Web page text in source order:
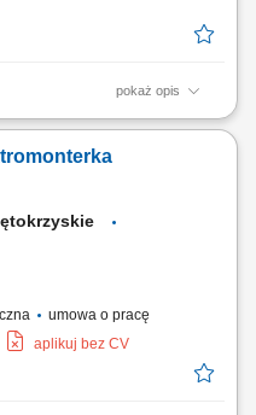
pokaż opis
Kierownika Projektu i
Dokumentacja i
specyfikacji projektowych,
umowa o pracę
aplikuj bez CV